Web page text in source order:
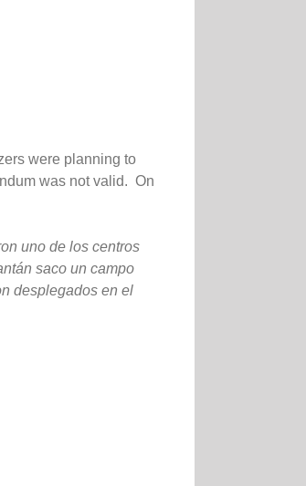
were planning to
was not valid. On
uno de los centros
saco un campo
desplegados en el